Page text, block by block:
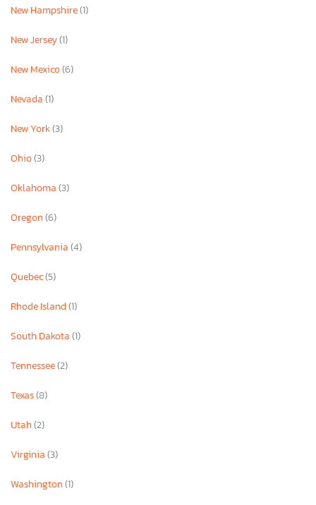
New Hampshire(1)
New Jersey(1)
New Mexico(6)
Nevada(1)
New York(3)
Ohio(3)
Oklahoma(3)
Oregon(6)
Pennsylvania(4)
Quebec(5)
Rhode Island(1)
South Dakota(1)
Tennessee(2)
Texas(8)
Utah(2)
Virginia(3)
Washington(1)